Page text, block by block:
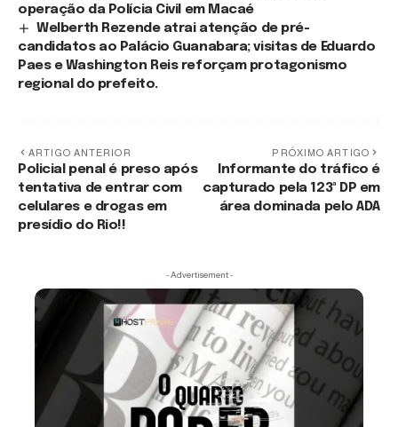
operação da Polícia Civil em Macaé
Welberth Rezende atrai atenção de pré-
candidatos ao Palácio Guanabara; visitas de Eduardo
Paes e Washington Reis reforçam protagonismo
regional do prefeito.
ARTIGO ANTERIOR
Policial penal é preso após
tentativa de entrar com
celulares e drogas em
presídio do Rio!!
PRÓXIMO ARTIGO
Informante do tráfico é
capturado pela 123ª DP em
área dominada pelo ADA
- Advertisement -